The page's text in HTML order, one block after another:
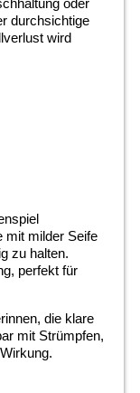
oder
durchsichtige
wird
mit milder Seife
zu halten.
perfekt für
die klare
mit Strümpfen,